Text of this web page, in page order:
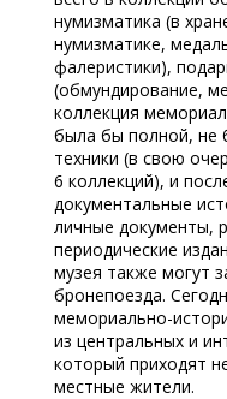
нумизматика (в
нумизматике,
фалеристики),
(обмундирование,
коллекция
была бы полной, не
техники (в свою
6 коллекций), и
документальные
личные документы,
периодические
музея также могут
бронепоезда.
мемориально-
из центральных и
который приходят
местные жители.